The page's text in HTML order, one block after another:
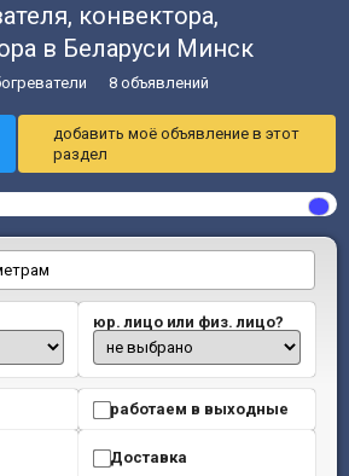
конвектора,
в Беларуси Минск
8 объявлений
добавить моё объявление в этот
раздел
юр. лицо или физ. лицо?
работаем в выходные
Доставка